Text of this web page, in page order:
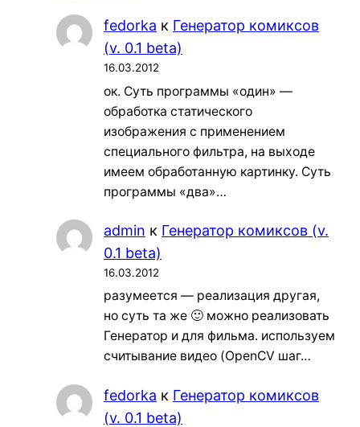
fedorka к Генератор комиксов
(v. 0.1 beta)
16.03.2012
ок. Суть программы «один» —
обработка статического
изображения с применением
специального фильтра, на выходе
имеем обработанную картинку. Суть
программы «два»…
admin к Генератор комиксов (v.
0.1 beta)
16.03.2012
разумеется — реализация другая,
но суть та же 🙂 можно реализовать
Генератор и для фильма. используем
считывание видео (OpenCV шаг…
fedorka к Генератор комиксов
(v. 0.1 beta)